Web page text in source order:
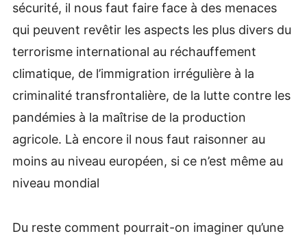
sécurité, il nous faut faire face à des menaces
qui peuvent revêtir les aspects les plus divers du
terrorisme international au réchauffement
climatique, de l’immigration irrégulière à la
criminalité transfrontalière, de la lutte contre les
pandémies à la maîtrise de la production
agricole. Là encore il nous faut raisonner au
moins au niveau européen, si ce n’est même au
niveau mondial
Du reste comment pourrait-on imaginer qu’une